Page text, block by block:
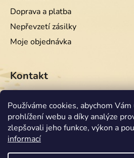
Používáme cookies, abychom
prohlížení webu a díky analýze
zlepšovali jeho funkce, výkon a
informací
Doprava a platba
Nepřevzetí zásilky
Moje objednávka
Kontakt
info @equiwest.cz
+420724001554